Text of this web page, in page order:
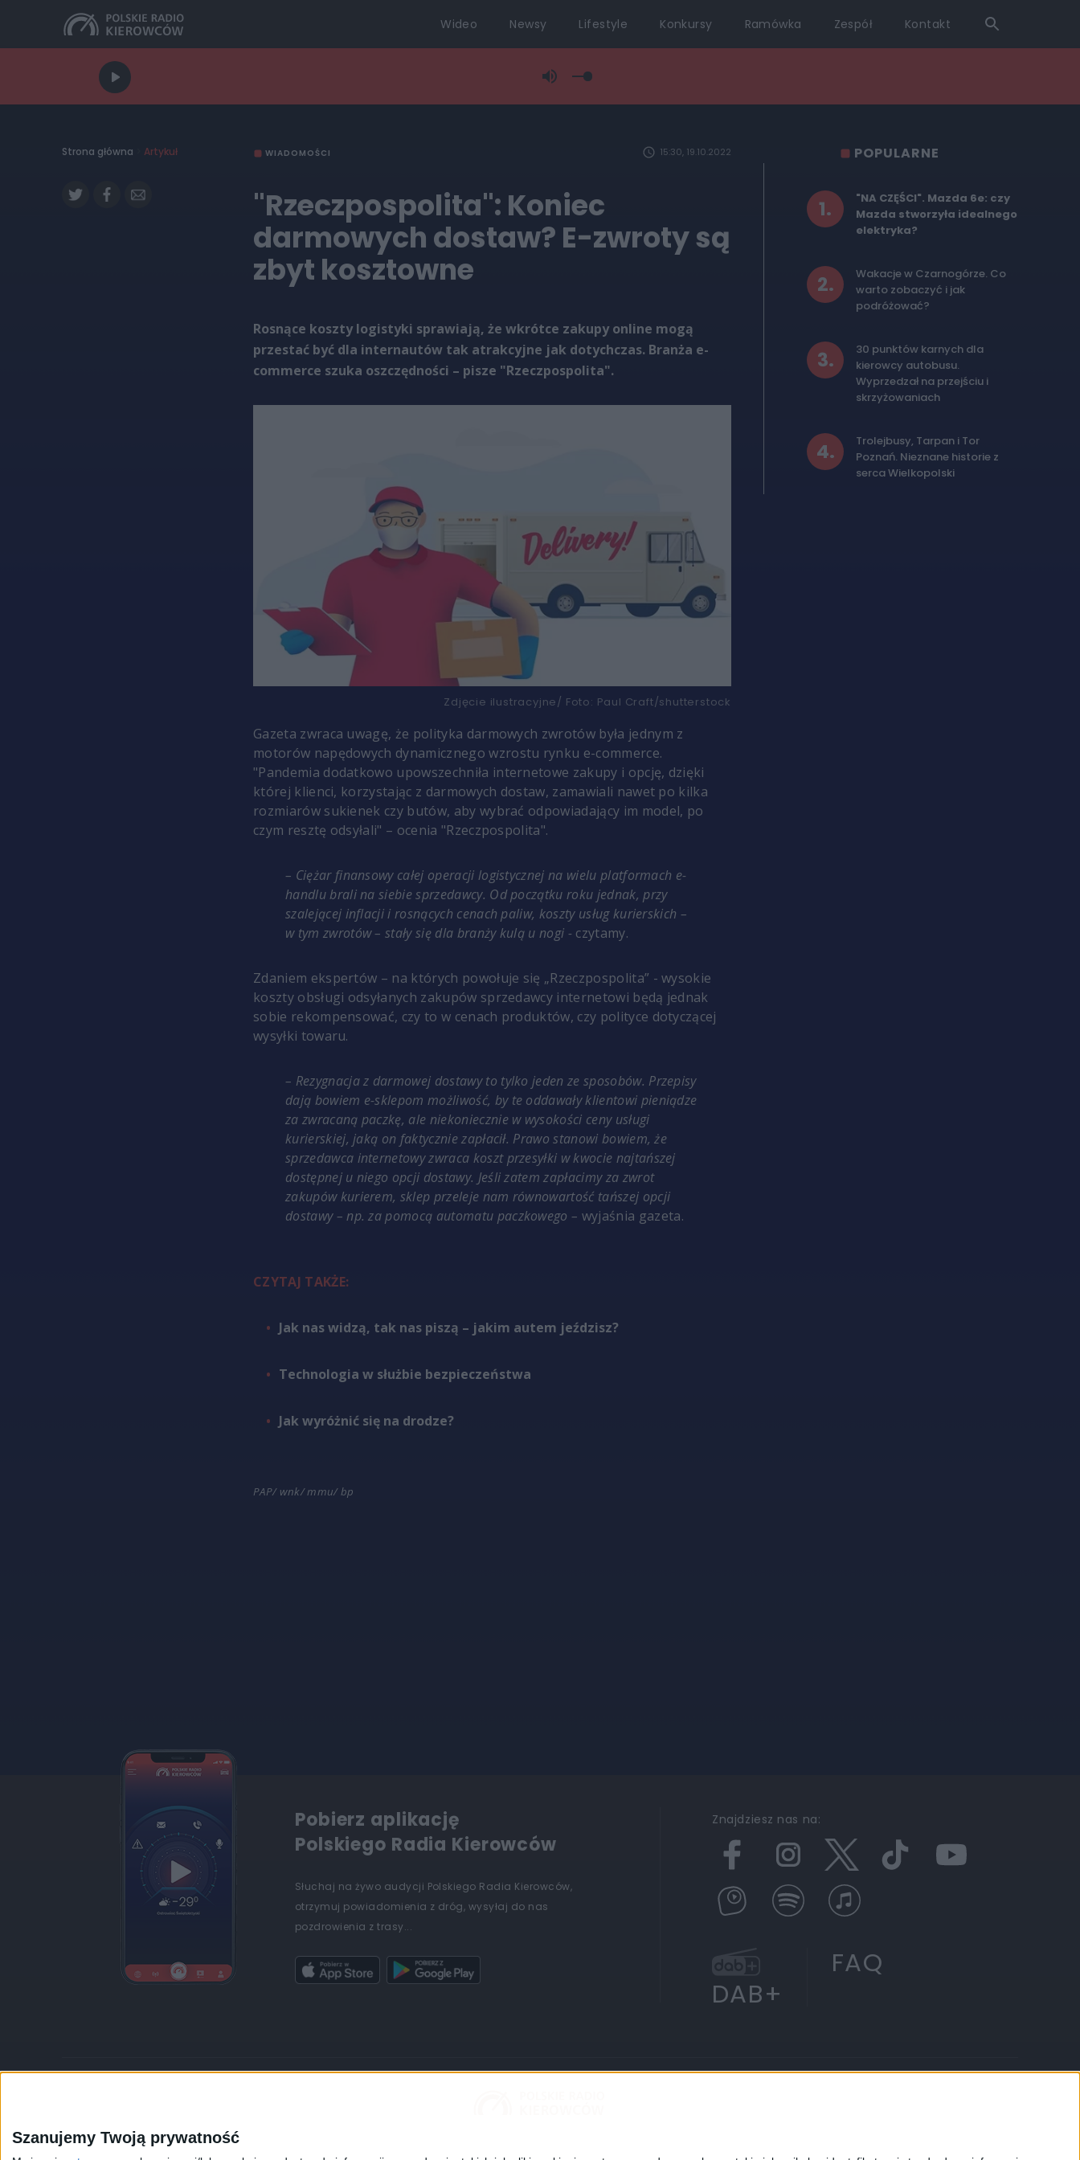
Szanujemy Twoją prywatność
Wideo Newsy Lifestyle Konkursy Ramówka Zespół Kontakt
Strona główna Artykuł WIADOMOŚCI 15:30, 19.10.2022
"Rzeczpospolita": Koniec
darmowych dostaw? E-zwroty są
zbyt kosztowne
Rosnące koszty logistyki sprawiają, że wkrótce zakupy online mogą
przestać być dla internautów tak atrakcyjne jak dotychczas. Branża e-
commerce szuka oszczędności – pisze "Rzeczpospolita".
Zdjęcie ilustracyjne/ Foto: Paul Craft/shutterstock
Gazeta zwraca uwagę, że polityka darmowych zwrotów była jednym z
motorów napędowych dynamicznego wzrostu rynku e-commerce.
"Pandemia dodatkowo upowszechniła internetowe zakupy i opcję, dzięki
której klienci, korzystając z darmowych dostaw, zamawiali nawet po kilka
rozmiarów sukienek czy butów, aby wybrać odpowiadający im model, po
czym resztę odsyłali" – ocenia "Rzeczpospolita".
– Ciężar finansowy całej operacji logistycznej na wielu platformach e-
handlu brali na siebie sprzedawcy. Od początku roku jednak, przy
szalejącej inflacji i rosnących cenach paliw, koszty usług kurierskich –
w tym zwrotów – stały się dla branży kulą u nogi - czytamy.
Zdaniem ekspertów – na których powołuje się „Rzeczpospolita” - wysokie
koszty obsługi odsyłanych zakupów sprzedawcy internetowi będą jednak
sobie rekompensować, czy to w cenach produktów, czy polityce dotyczącej
wysyłki towaru.
– Rezygnacja z darmowej dostawy to tylko jeden ze sposobów. Przepisy
dają bowiem e-sklepom możliwość, by te oddawały klientowi pieniądze
za zwracaną paczkę, ale niekoniecznie w wysokości ceny usługi
kurierskiej, jaką on faktycznie zapłacił. Prawo stanowi bowiem, że
sprzedawca internetowy zwraca koszt przesyłki w kwocie najtańszej
dostępnej u niego opcji dostawy. Jeśli zatem zapłacimy za zwrot
zakupów kurierem, sklep przeleje nam równowartość tańszej opcji
dostawy – np. za pomocą automatu paczkowego – wyjaśnia gazeta.
CZYTAJ TAKŻE:
Jak nas widzą, tak nas piszą – jakim autem jeździsz?
Technologia w służbie bezpieczeństwa
Jak wyróżnić się na drodze?
PAP/ wnk/ mmu/ bp
POPULARNE
1.
"NA CZĘŚCI". Mazda 6e: czy
Mazda stworzyła idealnego
elektryka?
2.
Wakacje w Czarnogórze. Co
warto zobaczyć i jak
podróżować?
3.
30 punktów karnych dla
kierowcy autobusu.
Wyprzedzał na przejściu i
skrzyżowaniach
4.
Trolejbusy, Tarpan i Tor
Poznań. Nieznane historie z
serca Wielkopolski
Pobierz aplikację
Polskiego Radia Kierowców
Słuchaj na żywo audycji Polskiego Radia Kierowców,
otrzymuj powiadomienia z dróg, wysyłaj do nas
pozdrowienia z trasy...
Znajdziesz nas na:
DAB+
FAQ